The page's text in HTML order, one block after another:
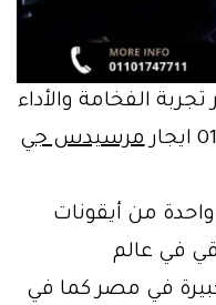
الفخامة والأداء
مرسيدس جي
من أيقونات
في عالم
في مصر كما في